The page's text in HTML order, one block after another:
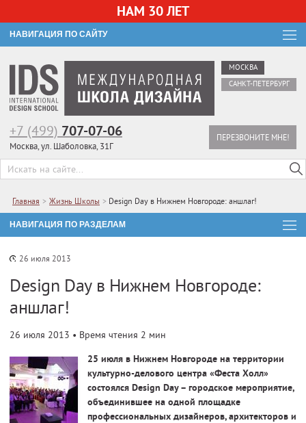
НАМ 30 ЛЕТ
НАВИГАЦИЯ ПО САЙТУ
МОСКВА
САНКТ-ПЕТЕРБУРГ
ПЕРЕЗВОНИТЕ МНЕ!
+7 (499) 707-07-06
Москва, ул. Шаболовка, 31Г
Главная > Жизнь Школы > Design Day в Нижнем Новгороде: аншлаг!
26 июля 2013
Design Day в Нижнем Новгороде:
аншлаг!
26 июля 2013 • Время чтения 2 мин
25 июля в Нижнем Новгороде на территории
культурно-делового центра «Феста Холл»
состоялся Design Day – городское мероприятие,
объединившее на одной площадке
профессиональных дизайнеров, архитекторов и
НАВИГАЦИЯ ПО РАЗДЕЛАМ